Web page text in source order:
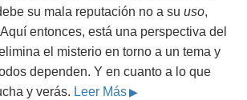
su mala reputación no a su uso,
Aquí entonces, está una perspectiva del
el misterio en torno a un tema y
dependen. Y en cuanto a lo que
y verás. Leer Más